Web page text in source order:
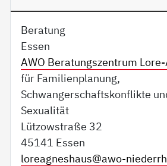
Beratung
Essen
AWO Beratungszentrum
für Familienplanung,
Schwangerschaftskonflikte
Sexualität
Lützowstraße 32
45141 Essen
loreagneshaus@awo-